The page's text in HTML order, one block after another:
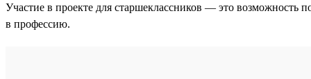
Участие в проекте для старшеклассников — это возможность
в профессию.